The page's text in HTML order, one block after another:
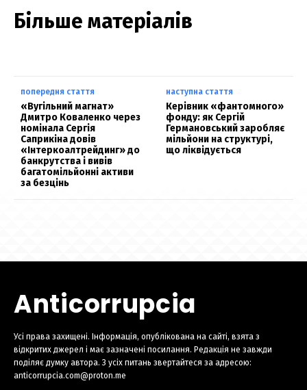
Більше матеріалів
попередня стаття
«Вугільний магнат»
Дмитро Коваленко через
номінала Сергія
Саприкіна довів
«Інтеркоалтрейдинг» до
банкрутства і вивів
багатомільйонні активи
за безцінь
наступна стаття
Керівник «фантомного»
фонду: як Сергій
Германовський заробляє
мільйони на структурі,
що ліквідується
Anticorrupcia
Усі права захищені. Інформація, опублікована на сайті, взята з
відкритих джерел і має зазначені посилання. Редакція не завжди
поділяє думку автора. З усіх питань звертайтеся за адресою:
anticorrupcia.com@proton.me